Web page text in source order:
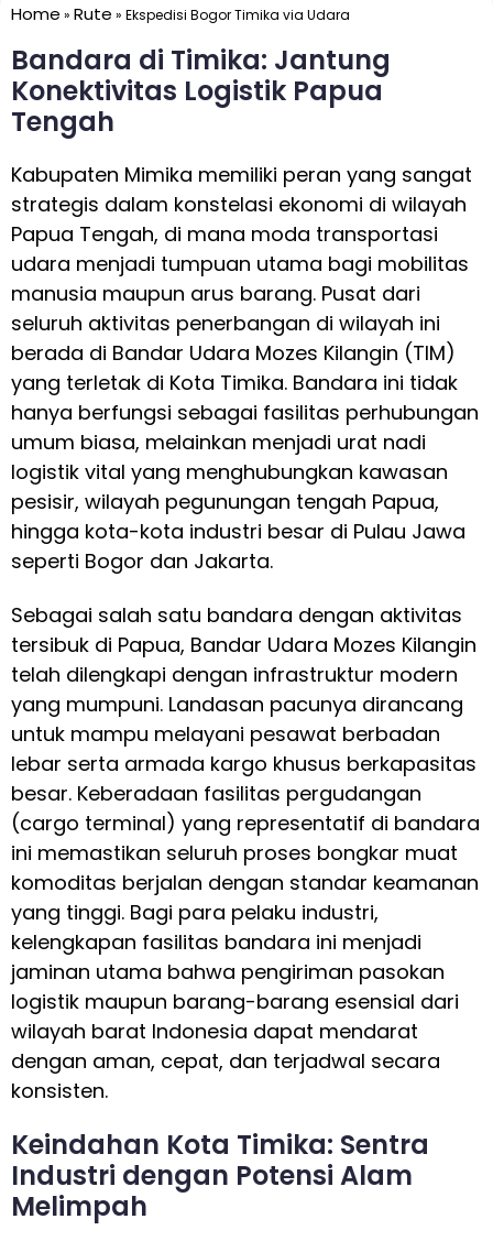
Home » Rute » Ekspedisi Bogor Timika via Udara
Bandara di Timika: Jantung
Konektivitas Logistik Papua
Tengah
Kabupaten Mimika memiliki peran yang sangat
strategis dalam konstelasi ekonomi di wilayah
Papua Tengah, di mana moda transportasi
udara menjadi tumpuan utama bagi mobilitas
manusia maupun arus barang. Pusat dari
seluruh aktivitas penerbangan di wilayah ini
berada di Bandar Udara Mozes Kilangin (TIM)
yang terletak di Kota Timika. Bandara ini tidak
hanya berfungsi sebagai fasilitas perhubungan
umum biasa, melainkan menjadi urat nadi
logistik vital yang menghubungkan kawasan
pesisir, wilayah pegunungan tengah Papua,
hingga kota-kota industri besar di Pulau Jawa
seperti Bogor dan Jakarta.
Sebagai salah satu bandara dengan aktivitas
tersibuk di Papua, Bandar Udara Mozes Kilangin
telah dilengkapi dengan infrastruktur modern
yang mumpuni. Landasan pacunya dirancang
untuk mampu melayani pesawat berbadan
lebar serta armada kargo khusus berkapasitas
besar. Keberadaan fasilitas pergudangan
(cargo terminal) yang representatif di bandara
ini memastikan seluruh proses bongkar muat
komoditas berjalan dengan standar keamanan
yang tinggi. Bagi para pelaku industri,
kelengkapan fasilitas bandara ini menjadi
jaminan utama bahwa pengiriman pasokan
logistik maupun barang-barang esensial dari
wilayah barat Indonesia dapat mendarat
dengan aman, cepat, dan terjadwal secara
konsisten.
Keindahan Kota Timika: Sentra
Industri dengan Potensi Alam
Melimpah